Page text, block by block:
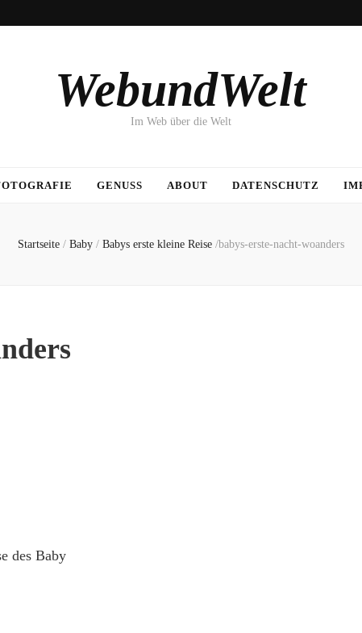
WebundWelt
Im Web über die Welt
GENUSS ABOUT DATENSCHUTZ
Startseite / Baby / Babys erste kleine Reise /babys-erste-nacht-woanders
des Baby